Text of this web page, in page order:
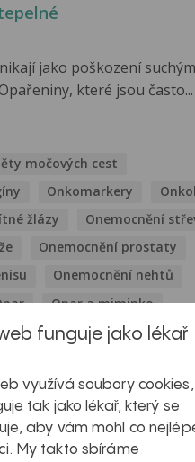
jako poškození
které jsou často...
močových cest
Onkomarkery
žlázy
Onemocnění
Onemocnění prostaty
Onemocnění nehtů
Opar a miminko
Opar inkubační doba
Opar na
foto
funguje jako lékař
využívá soubory cookies,
tak jako lékař, který se
aby vám mohl co
My takto sbíráme